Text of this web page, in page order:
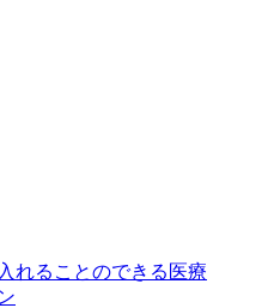
れることのできる医療